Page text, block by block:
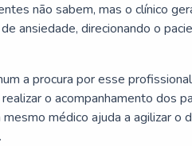
não sabem, mas o clínico
ansiedade, direcionando o
a procura por esse
o acompanhamento dos
mesmo médico ajuda a agilizar